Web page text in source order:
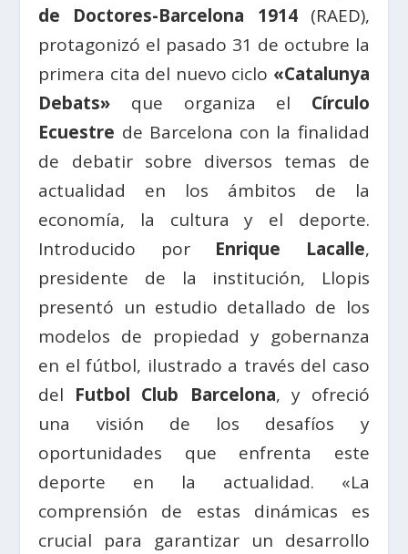
de Doctores-Barcelona 1914(RAED),
protagonizó el pasado 31 de octubre la
primera cita del nuevo ciclo «Catalunya
Debats» que organiza el Círculo
Ecuestre de Barcelona con la finalidad
de debatir sobre diversos temas de
actualidad en los ámbitos de la
economía, la cultura y el deporte.
Introducido por Enrique Lacalle,
presidente de la institución, Llopis
presentó un estudio detallado de los
modelos de propiedad y gobernanza
en el fútbol, ilustrado a través del caso
del Futbol Club Barcelona, y ofreció
una visión de los desafíos y
oportunidades que enfrenta este
deporte en la actualidad. «La
comprensión de estas dinámicas es
crucial para garantizar un desarrollo